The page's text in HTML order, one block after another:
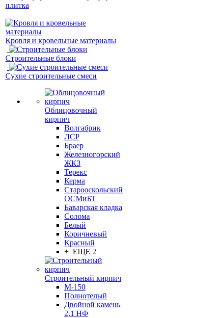
плитка
Кровля и кровельные материалы
Строительные блоки
Сухие строительные смеси
Облицовочный
кирпич
Волгабрик
ЛСР
Браер
Железногорский
ЖКЗ
Терекс
Керма
Старооскольский
ОСМиБТ
Баварская кладка
Солома
Белый
Коричневый
Красный
+ ЕЩЕ 2
Строительный кирпич
М-150
Полнотелый
Двойной камень
2,1 НФ